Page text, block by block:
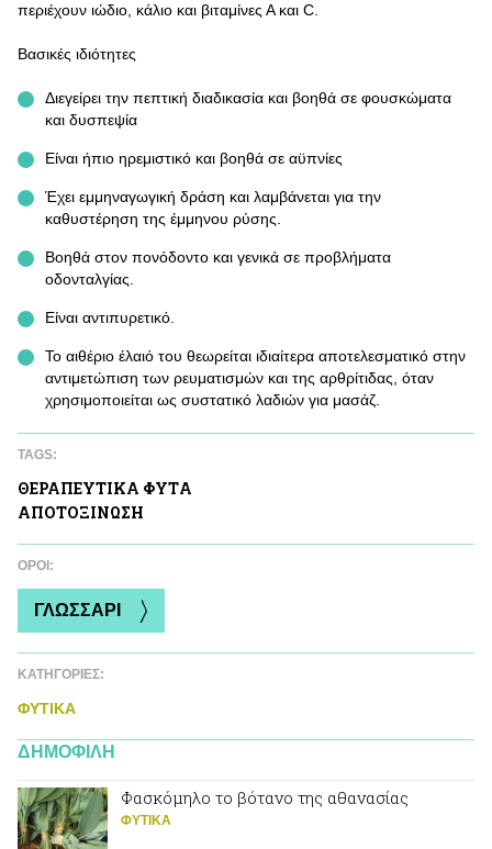
περιέχουν ιώδιο, κάλιο και βιταμίνες Α και C.
Βασικές ιδιότητες
Διεγείρει την πεπτική διαδικασία και βοηθά σε φουσκώματα
και δυσπεψία
Είναι ήπιο ηρεμιστικό και βοηθά σε αϋπνίες
Έχει εμμηναγωγική δράση και λαμβάνεται για την
καθυστέρηση της έμμηνου ρύσης.
Βοηθά στον πονόδοντο και γενικά σε προβλήματα
οδονταλγίας.
Είναι αντιπυρετικό.
Το αιθέριο έλαιό του θεωρείται ιδιαίτερα αποτελεσματικό στην
αντιμετώπιση των ρευματισμών και της αρθρίτιδας, όταν
χρησιμοποιείται ως συστατικό λαδιών για μασάζ.
TAGS:
ΘΕΡΑΠΕΥΤΙΚA ΦΥΤA
ΑΠΟΤΟΞΙΝΩΣΗ
ΌΡΟΙ:
ΓΛΩΣΣΑΡΙ
ΚΑΤΗΓΟΡΙΕΣ:
ΦΥΤΙΚA
ΔΗΜΟΦΙΛΗ
Φασκόμηλο το βότανο της αθανασίας
ΦΥΤΙΚA